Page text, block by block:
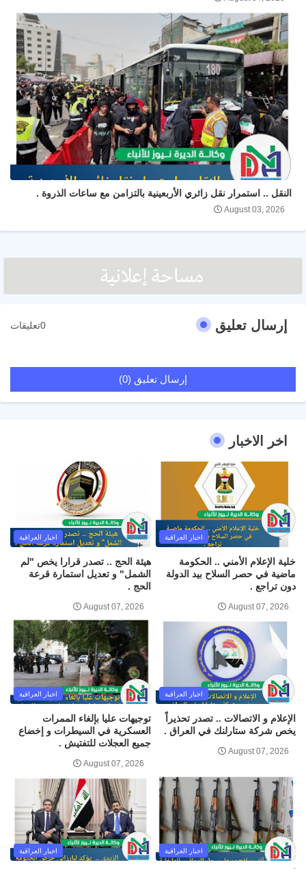
النقل .. استمرار نقل زائري الأربعينية بالتزامن مع ساعات الذروة .
August 03, 2026
إرسال تعليق 0تعليقات
إرسال تعليق (0)
اخر الاخبار
اخبار العراقية
خلية الإعلام الأمني .. الحكومة
ماضية في حصر السلاح بيد الدولة
دون تراجع .
August 07, 2026
اخبار العراقية
هيئة الحج .. تصدر قرارا يخص "لم
الشمل" و تعديل استمارة قرعة
الحج .
August 07, 2026
اخبار العراقية
الإعلام و الاتصالات .. تصدر تحذيراً
يخص شركة ستارلنك في العراق .
August 07, 2026
اخبار العراقية
توجيهات عليا بإلغاء الممرات
العسكرية في السيطرات و إخضاع
جميع العجلات للتفتيش .
August 07, 2026
اخبار العراقية اخبار العراقية